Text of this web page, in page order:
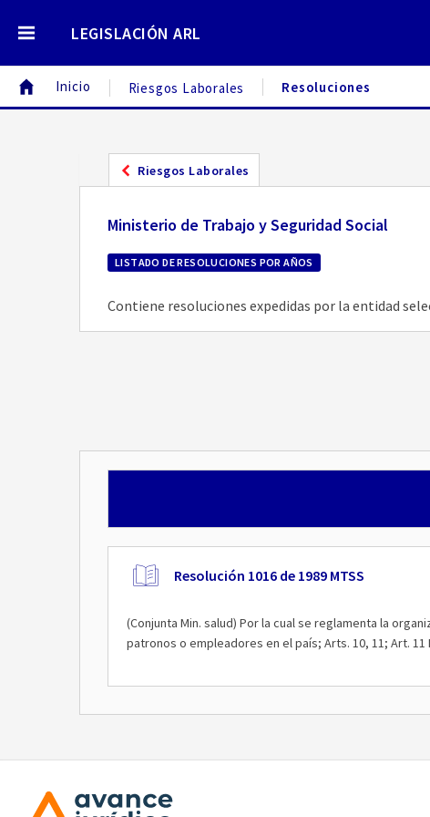
LEGISLACIÓN ARL
Inicio Riesgos Laborales Resoluciones
Riesgos Laborales
Ministerio de Trabajo y Seguridad Social
LISTADO DE RESOLUCIONES POR AÑOS
Contiene resoluciones expedidas por la entidad
Resolución 1016 de 1989 MTSS
(Conjunta Min. salud) Por la cual se reglamenta la
patronos o empleadores en el país; Arts. 10, 11; Art. 11